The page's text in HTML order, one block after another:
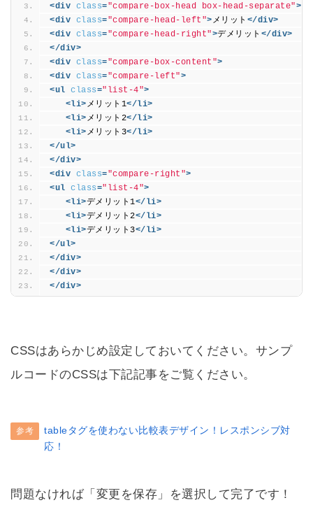
<div class="compare-box-head box-head-separate">
<div class="compare-head-left">メリット </div>
<div class="compare-head-right">デメリット </div>
</div>
<div class="compare-box-content">
<div class="compare-left">
<ul class="list-4">
<li>メリット1</li>
<li>メリット2</li>
<li>メリット3</li>
</ul>
</div>
<div class="compare-right">
<ul class="list-4">
<li>デメリット1</li>
<li>デメリット2</li>
<li>デメリット3</li>
</ul>
</div>
</div>
</div>
CSSはあらかじめ設定しておいてください。サンプ
ルコードのCSSは下記記事をご覧ください。
参考
tableタグを使わない比較表デザイン！レスポンシブ対
応！
問題なければ「変更を保存」を選択して完了です！